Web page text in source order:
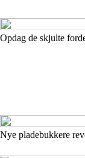
Opdag de skjulte
Nye pladebukkere